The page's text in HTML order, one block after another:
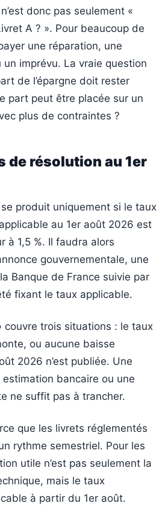
donc pas seulement «
A ? ». Pour beaucoup de
une réparation, une
imprévu. La vraie question
de l’épargne doit rester
part peut être placée sur un
plus de contraintes ?
de résolution au 1er
produit uniquement si le taux
au 1er août 2026 est
à 1,5 %. Il faudra alors
gouvernementale, une
Banque de France suivie par
fixant le taux applicable.
couvre trois situations : le taux
ou aucune baisse
2026 n’est publiée. Une
estimation bancaire ou une
ne suffit pas à trancher.
que les livrets réglementés
rythme semestriel. Pour les
utile n’est pas seulement la
mais le taux
à partir du 1er août.